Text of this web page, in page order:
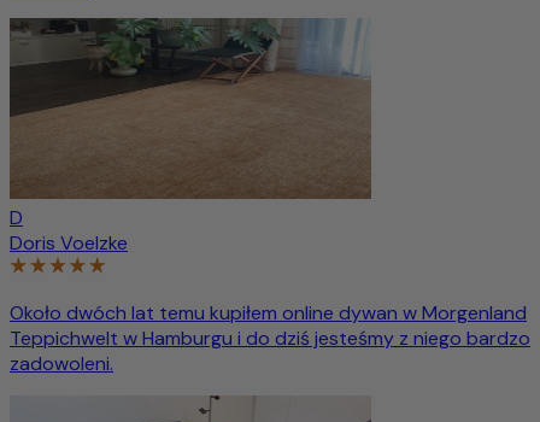
D
Doris Voelzke
Około dwóch lat temu kupiłem online dywan w Morgenland
Teppichwelt w Hamburgu i do dziś jesteśmy z niego bardzo
zadowoleni.